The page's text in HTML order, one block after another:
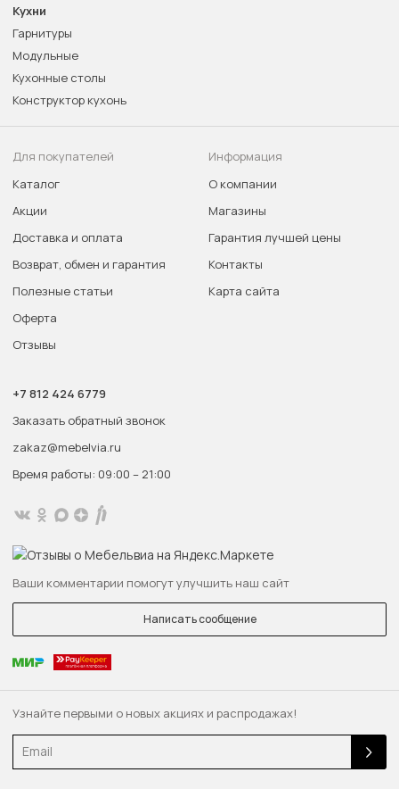
Узнайте первыми о новых акциях и распродажах!
Email
Кухни
Гарнитуры
Модульные
Кухонные столы
Конструктор кухонь
Для покупателей
Каталог
Акции
Доставка и оплата
Возврат, обмен и гарантия
Полезные статьи
Оферта
Отзывы
Информация
О компании
Магазины
Гарантия лучшей цены
Контакты
Карта сайта
+7 812 424 6779
Заказать обратный звонок
zakaz@mebelvia.ru
Время работы: 09:00 – 21:00
Ваши комментарии помогут улучшить наш сайт
Написать сообщение